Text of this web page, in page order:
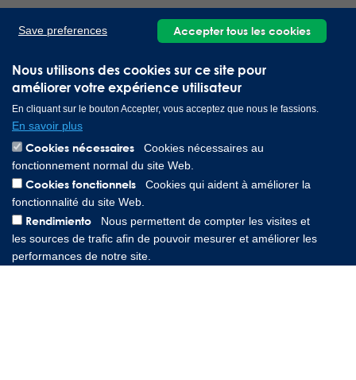
Nous utilisons des cookies sur ce site pour
améliorer votre expérience utilisateur
En cliquant sur le bouton Accepter, vous acceptez que nous le fassions.
En savoir plus
Cookies nécessaires
Cookies nécessaires au
fonctionnement normal du site Web.
Cookies fonctionnels
Cookies qui aident à améliorer la
fonctionnalité du site Web.
Rendimiento
Nous permettent de compter les visites et
les sources de trafic afin de pouvoir mesurer et améliorer les
performances de notre site.
Save preferences Accepter tous les cookies